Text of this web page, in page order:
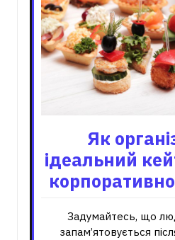
Як
ідеальний
Задумайтесь, що
запам’ятовується